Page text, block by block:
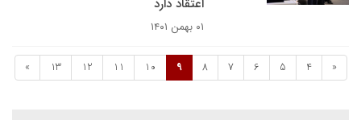
اعتقاد دارد
۰۱ بهمن ۱۴۰۱
«
4
5
6
7
8
9
10
11
12
13
»